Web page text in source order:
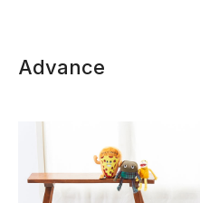
Advance